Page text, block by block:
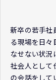
新卒の若手社
る現場を日々
なせない状況
社会人として
の会話をして